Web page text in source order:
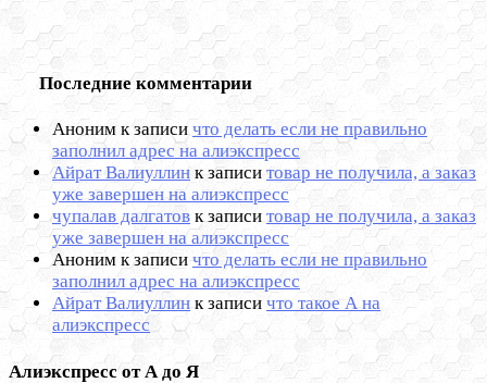
Последние комментарии
Аноним к записи что делать если не правильно
заполнил адрес на алиэкспресс
Айрат Валиуллин к записи товар не получила, а заказ
уже завершен на алиэкспресс
чупалав далгатов к записи товар не получила, а заказ
уже завершен на алиэкспресс
Аноним к записи что делать если не правильно
заполнил адрес на алиэкспресс
Айрат Валиуллин к записи что такое А на
алиэкспресс
Алиэкспресс от А до Я